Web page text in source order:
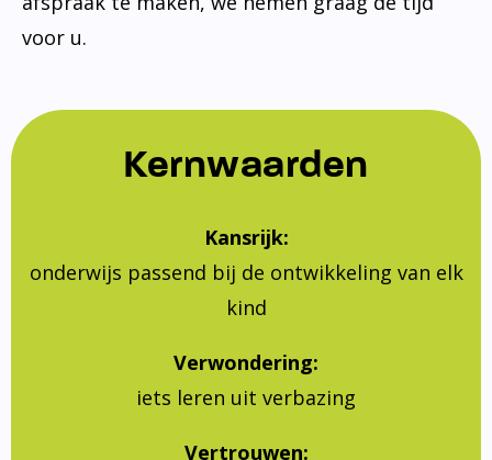
voor u.
Kernwaarden
Kansrijk:
onderwijs passend bij de ontwikkeling van elk
kind
Verwondering:
iets leren uit verbazing
Vertrouwen: